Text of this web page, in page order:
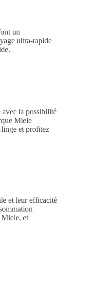
un
ultra-rapide
avec la possibilité
Miele
linge et profitez
et leur efficacité
Miele, et